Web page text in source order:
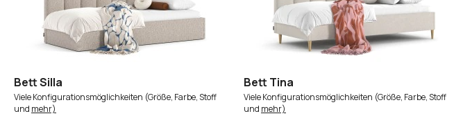
Bett Silla
Viele Konfigurationsmöglichkeiten (Größe, Farbe, Stoff
und mehr)
Bett Tina
Viele Konfigurationsmöglichkeiten (Größe, Farbe, Stoff
und mehr)